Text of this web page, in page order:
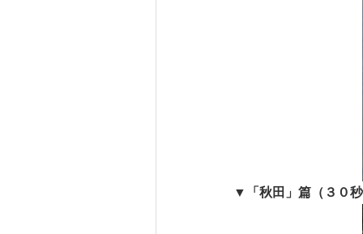
▼ 「秋田」篇（３０